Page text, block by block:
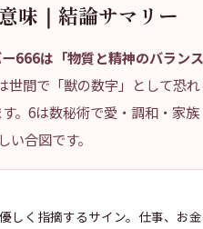
味｜結論サマリー
666は「物質と精神のバラン
世間で「獣の数字」として恐
。6は数秘術で愛・調和・家
合図です。
しく指摘するサイン。仕事、お